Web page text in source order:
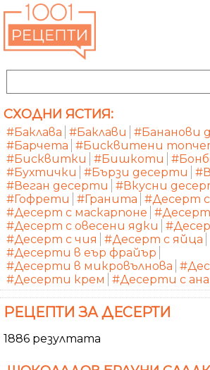
СХОДНИ ЯСТИЯ:
#Баклава #Баклави
#Бананови
#Барчета #Бисквитени
#Бисквитки
#Бишкоти
#Бухтички
#Бързи десерти
#Веган десерти
#Вкусни
#Гофрети
#Гранита #Десерт
#Десерт с маскарпоне #Десерт
#Десерт с овесени ядки
#Десерт с чия
#Десерт с яйца
#Десерти в еър фрайър
#Десерти в микровълнова
#Десерти крем
#Десерти с
РЕЦЕПТИ ЗА ДЕСЕРТИ
1886 резултата